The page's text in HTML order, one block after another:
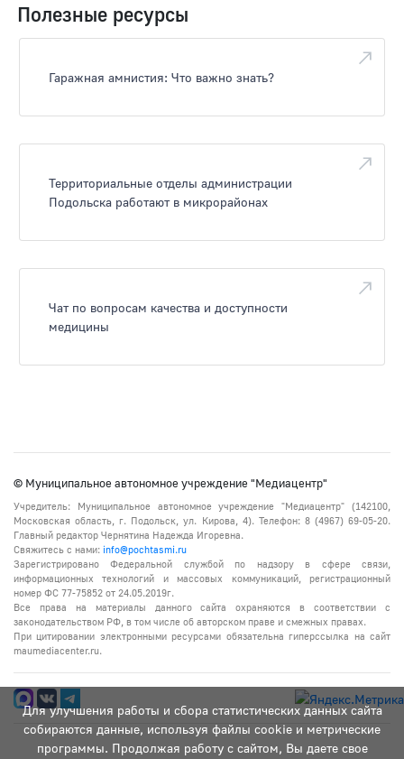
Полезные ресурсы
Гаражная амнистия: Что важно знать?
Территориальные отделы администрации
Подольска работают в микрорайонах
Чат по вопросам качества и доступности
медицины
Для улучшения работы и сбора статистических данных сайта
собираются данные, используя файлы cookie и метрические
программы. Продолжая работу с сайтом, Вы даете свое
© Муниципальное автономное учреждение "Медиацентр"
Учредитель: Муниципальное автономное учреждение "Медиацентр" (142100,
Московская область, г. Подольск, ул. Кирова, 4). Телефон: 8 (4967) 69-05-20.
Главный редактор Чернятина Надежда Игоревна.
Свяжитесь с нами: info@pochtasmi.ru
Зарегистрировано Федеральной службой по надзору в сфере связи,
информационных технологий и массовых коммуникаций, регистрационный
номер ФС 77-75852 от 24.05.2019г.
Все права на материалы данного сайта охраняются в соответствии с
законодательством РФ, в том числе об авторском праве и смежных правах.
При цитировании электронными ресурсами обязательна гиперссылка на сайт
maumediacenter.ru.